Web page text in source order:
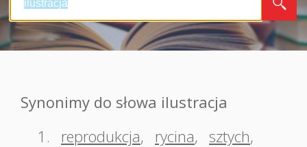
Synonimy do słowa ilustracja
1.
reprodukcja, rycina, sztych,